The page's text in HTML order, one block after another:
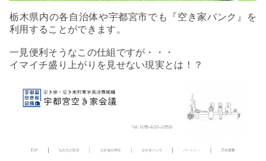
栃木県内の各自治体や宇都宮市でも『空き家バンク』を
利用することができます。
一見便利そうなこの仕組ですが・・・
イマイチ盛り上がりを見せない現実とは！？